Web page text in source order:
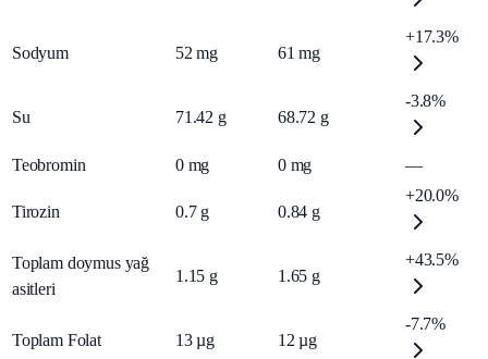
Sodyum 52 mg 61 mg
+17.3%
Su 71.42 g 68.72 g
-3.8%
Teobromin 0 mg 0 mg —
Tirozin 0.7 g 0.84 g
+20.0%
Toplam doymus yağ
asitleri
1.15 g 1.65 g
+43.5%
Toplam Folat 13 µg 12 µg
-7.7%